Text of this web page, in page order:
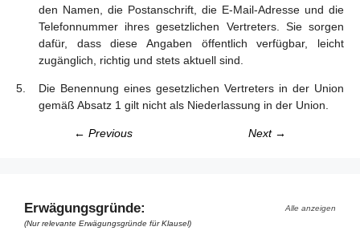
den Namen, die Postanschrift, die E-Mail-Adresse und die
Telefonnummer ihres gesetzlichen Vertreters. Sie sorgen
dafür, dass diese Angaben öffentlich verfügbar, leicht
zugänglich, richtig und stets aktuell sind.
Die Benennung eines gesetzlichen Vertreters in der Union
gemäß Absatz 1 gilt nicht als Niederlassung in der Union.
← Previous Next →
Erwägungsgründe:
Alle anzeigen
(Nur relevante Erwägungsgründe für Klausel)